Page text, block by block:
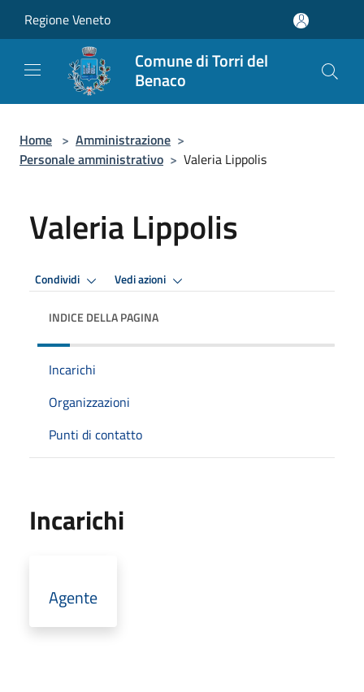
Regione Veneto
Comune di Torri del
Benaco
Home > Amministrazione >
Personale amministrativo > Valeria Lippolis
Valeria Lippolis
Condividi Vedi azioni
INDICE DELLA PAGINA
Incarichi
Organizzazioni
Punti di contatto
Incarichi
Agente